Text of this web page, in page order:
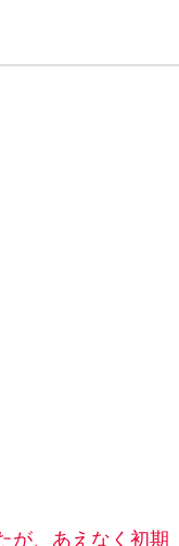
が、あえなく初期